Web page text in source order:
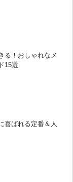
る！おしゃれなメ
15選
喜ばれる定番＆人